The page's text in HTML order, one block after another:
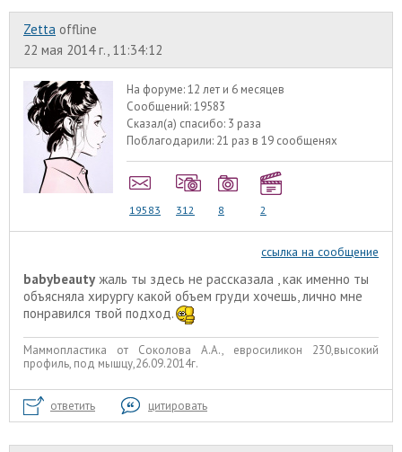
Zetta offline
22 мая 2014 г., 11:34:12
На форуме:12 лет и 6 месяцев
Сообщений:19583
Сказал(а) спасибо: 3 раза
Поблагодарили: 21 раз в 19 сообщенях
19583 312 8 2
ссылка на сообщение
babybeauty жаль ты здесь не рассказала , как именно ты
объясняла хирургу какой объем груди хочешь, лично мне
понравился твой подход.
Маммопластика от Соколова А.А., евросиликон 230,высокий
профиль, под мышцу,26.09.2014г.
ответить цитировать